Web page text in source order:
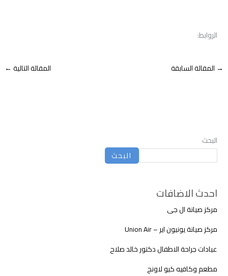
الروابط:
→ المقالة السابقة المقالة التالية←
البحث
البحث
احدث الاضافات
مركز صيانة ال جى
مركز صيانة يونيون اير – Union Air
عيادات جراحة الاطفال دكتور خالد صلاح
مطعم وكافيه كيو لاونج